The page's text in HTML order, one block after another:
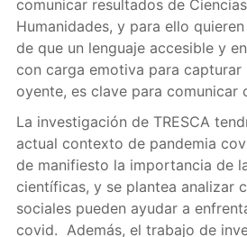
comunicar resultados de
Humanidades, y para ello
de que un lenguaje accesible y
con carga emotiva para capturar
oyente, es clave para comunicar
La investigación de TRESCA
actual contexto de pandemia
de manifiesto la importancia de
científicas, y se plantea analizar
sociales pueden ayudar a
covid. Además, el trabajo de